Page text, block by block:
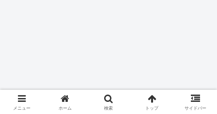
メニュー ホーム 検索 トップ サイドバー